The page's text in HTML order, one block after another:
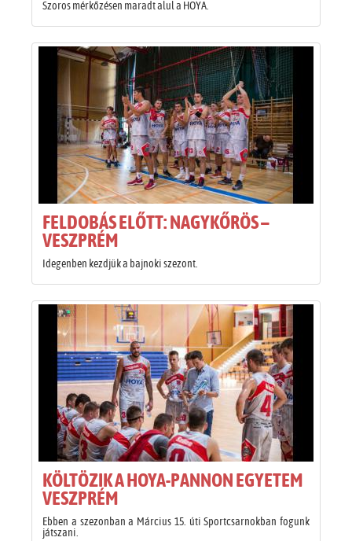
Szoros mérkőzésen maradt alul a HOYA.
FELDOBÁS ELŐTT: NAGYKŐRÖS –
VESZPRÉM
Idegenben kezdjük a bajnoki szezont.
KÖLTÖZIK A HOYA-PANNON EGYETEM
VESZPRÉM
Ebben a szezonban a Március 15. úti Sportcsarnokban fogunk
játszani.